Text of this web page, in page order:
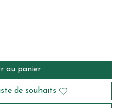
au panier
de souhaits